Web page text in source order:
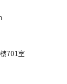
701室